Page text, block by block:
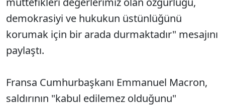
demokrasiyi ve hukukun üstünlüğünü
korumak için bir arada durmaktadır" mesajını
paylaştı.
Fransa Cumhurbaşkanı Emmanuel Macron,
saldırının "kabul edilemez olduğunu"